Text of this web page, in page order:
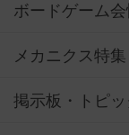
ボードゲーム会
メカニクス特集
掲示板・トピッ